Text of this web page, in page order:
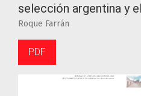
selección argentina y
Roque Farrán
PDF